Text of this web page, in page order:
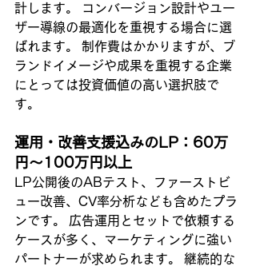
計します。 コンバージョン設計やユー
ザー導線の最適化を重視する場合に選
ばれます。 制作費はかかりますが、ブ
ランドイメージや成果を重視する企業
にとっては投資価値の高い選択肢で
す。
運用・改善支援込みのLP：60万
円〜100万円以上
LP公開後のABテスト、ファーストビ
ュー改善、CV率分析なども含めたプラ
ンです。 広告運用とセットで依頼する
ケースが多く、マーケティングに強い
パートナーが求められます。 継続的な